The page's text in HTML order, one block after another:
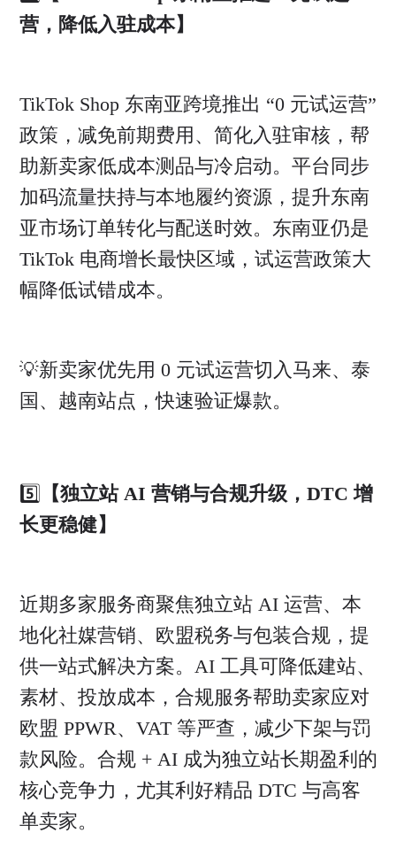
营，降低入驻成本】
TikTok Shop 东南亚跨境推出 “0 元试运营”
政策，减免前期费用、简化入驻审核，帮
助新卖家低成本测品与冷启动。平台同步
加码流量扶持与本地履约资源，提升东南
亚市场订单转化与配送时效。东南亚仍是
TikTok 电商增长最快区域，试运营政策大
幅降低试错成本。
💡新卖家优先用 0 元试运营切入马来、泰
国、越南站点，快速验证爆款。
5️⃣
【独立站 AI 营销与合规升级，DTC 增
长更稳健】
近期多家服务商聚焦独立站 AI 运营、本
地化社媒营销、欧盟税务与包装合规，提
供一站式解决方案。AI 工具可降低建站、
素材、投放成本，合规服务帮助卖家应对
欧盟 PPWR、VAT 等严查，减少下架与罚
款风险。合规 + AI 成为独立站长期盈利的
核心竞争力，尤其利好精品 DTC 与高客
单卖家。